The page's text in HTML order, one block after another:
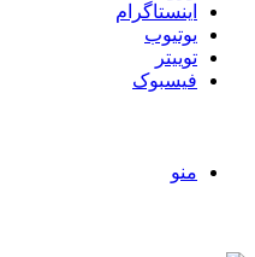
اینستاگرام
یوتیوب
توییتر
فیسبوک
منو